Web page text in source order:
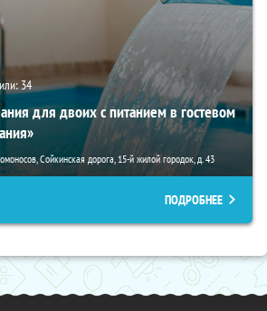
34
для двоих с питанием в гостевом
Сойкинская дорога, 15-й жилой городок, д. 43
ПОДРОБНЕЕ